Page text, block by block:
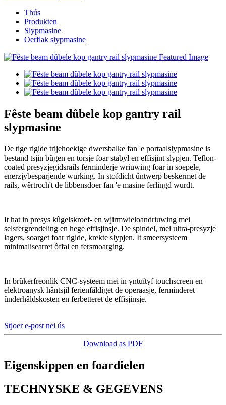
Thús
Produkten
Slypmasine
Oerflak slypmasine
Fêste beam dûbele kop gantry rail
slypmasine
De tige rigide trijehoekige dwersbalke fan 'e portaalslypmasine is
bestand tsjin bûgen en torsje foar stabyl en effisjint slypjen. Teflon-
coated presyzjegidsrails ferminderje wriuwing foar in soepele,
enerzjybesparjende wurking. In stofdicht ûntwerp beskermet de
rails, wêrtroch't de libbensdoer fan 'e masine ferlingd wurdt.
It hat in presys kûgelskroef- en wjirmwieloandriuwing mei
selsfergrendeling en hege effisjinsje. De spindel, mei ultra-presyzje
lagers, soarget foar rigide, krekte slypjen. It smeersysteem
minimalisearret ôffal en fersmoarging.
In brûkerfreonlik CNC-systeem mei in yntuïtyf touchscreen en
elektroanysk hântsjil ferienfâldiget de operaasje, ferminderet
ûnderhâldskosten en ferbetteret de effisjinsje.
Stjoer e-post nei ús
Download as PDF
Eigenskippen en foardielen
TECHNYSKE & GEGEVENS